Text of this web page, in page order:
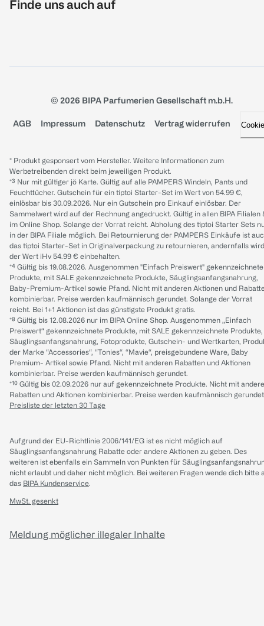
Finde uns auch auf
© 2026 BIPA Parfumerien Gesellschaft m.b.H.
AGB Impressum Datenschutz Vertrag widerrufen
* Produkt gesponsert vom Hersteller. Weitere Informationen zum
Werbetreibenden direkt beim jeweiligen Produkt.
*³ Nur mit gültiger jö Karte. Gültig auf alle PAMPERS Windeln, Pants und
Feuchttücher. Gutschein für ein tiptoi Starter-Set im Wert von 54.99 €,
einlösbar bis 30.09.2026. Nur ein Gutschein pro Einkauf einlösbar. Der
Sammelwert wird auf der Rechnung angedruckt. Gültig in allen BIPA Filialen
im Online Shop. Solange der Vorrat reicht. Abholung des tiptoi Starter Sets
in der BIPA Filiale möglich. Bei Retournierung der PAMPERS Einkäufe ist
das tiptoi Starter-Set in Originalverpackung zu retournieren, andernfalls wird
der Wert iHv 54.99 € einbehalten.
*⁴ Gültig bis 19.08.2026. Ausgenommen "Einfach Preiswert" gekennzeichnete
Produkte, mit SALE gekennzeichnete Produkte, Säuglingsanfangsnahrung,
Baby-Premium-Artikel sowie Pfand. Nicht mit anderen Aktionen und
kombinierbar. Preise werden kaufmännisch gerundet. Solange der Vorrat
reicht. Bei 1+1 Aktionen ist das günstigste Produkt gratis.
*⁸ Gültig bis 12.08.2026 nur im BIPA Online Shop. Ausgenommen „Einfach
Preiswert“ gekennzeichnete Produkte, mit SALE gekennzeichnete Produkte,
Säuglingsanfangsnahrung, Fotoprodukte, Gutschein- und Wertkarten,
der Marke “Accessories“, “Tonies“, “Mavie“, preisgebundene Ware, Baby
Premium- Artikel sowie Pfand. Nicht mit anderen Rabatten und Aktionen
kombinierbar. Preise werden kaufmännisch gerundet.
*¹⁰ Gültig bis 02.09.2026 nur auf gekennzeichnete Produkte. Nicht mit
Rabatten und Aktionen kombinierbar. Preise werden kaufmännisch
Preisliste der letzten 30 Tage
Aufgrund der EU-Richtlinie 2006/141/EG ist es nicht möglich auf
Säuglingsanfangsnahrung Rabatte oder andere Aktionen zu geben. Des
weiteren ist ebenfalls ein Sammeln von Punkten für
nicht erlaubt und daher nicht möglich. Bei weiteren Fragen wende dich bitte
das BIPA Kundenservice.
MwSt. gesenkt
Meldung möglicher illegaler Inhalte